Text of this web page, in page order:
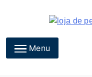
Flex Decora
Menu